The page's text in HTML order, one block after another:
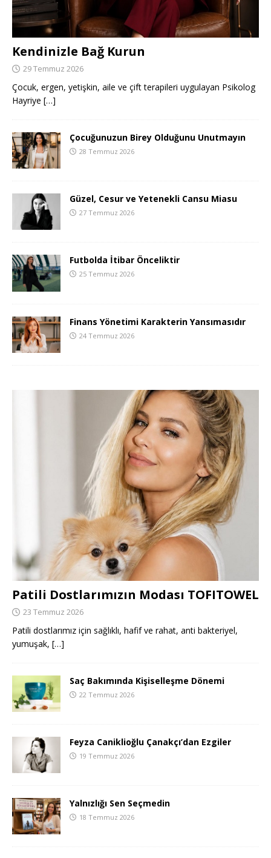
Kendinizle Bağ Kurun
29 Temmuz 2026
Çocuk, ergen, yetişkin, aile ve çift terapileri uygulayan Psikolog
Hayriye […]
Çocuğunuzun Birey Olduğunu Unutmayın
28 Temmuz 2026
Güzel, Cesur ve Yetenekli Cansu Miasu
27 Temmuz 2026
Futbolda İtibar Önceliktir
25 Temmuz 2026
Finans Yönetimi Karakterin Yansımasıdır
24 Temmuz 2026
Patili Dostlarımızın Modası TOFITOWEL
23 Temmuz 2026
Patili dostlarımız için sağlıklı, hafif ve rahat, anti bakteriyel,
yumuşak, […]
Saç Bakımında Kişiselleşme Dönemi
22 Temmuz 2026
Feyza Caniklioğlu Çanakçı’dan Ezgiler
19 Temmuz 2026
Yalnızlığı Sen Seçmedin
18 Temmuz 2026